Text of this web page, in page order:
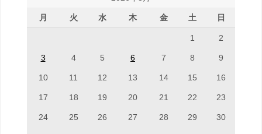
月 火 水 木 金 土 日
1 2
3 4 5 6 7 8 9
10 11 12 13 14 15 16
17 18 19 20 21 22 23
24 25 26 27 28 29 30